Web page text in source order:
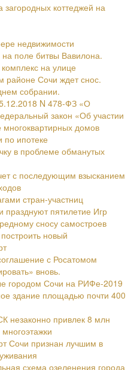
коттеджей на
недвижимости
поле битвы Вавилона.
на улице
районе Сочи ждет снос.
собрании.
N 478-ФЗ «О
закон «Об участии
многоквартирных домов
по ипотеке
в проблеме обманутых
с последующим взысканием
стран-участниц
пятилетие Игр
сносу самостроев
новый
с Росатомом
вновь.
городом Сочи на РИФе-2019
здание площадью почти 400
незаконно привлек 8 млн
Сочи признан лучшим в
схема озеленения города